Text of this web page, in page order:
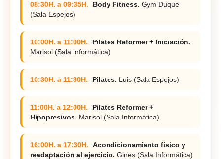
08:30H. a 09:35H. Body Fitness. Gym Duque
(Sala Espejos)
10:00H. a 11:00H.
Pilates Reformer + Iniciación.
Marisol (Sala Informática)
10:30H. a 11:30H. Pilates. Luis (Sala Espejos)
11:00H. a 12:00H.
Pilates Reformer +
Hipopresivos. Marisol (Sala Informática)
16:00H. a 17:30H.
Acondicionamiento físico y
readaptación al ejercicio. Gines (Sala Informática)